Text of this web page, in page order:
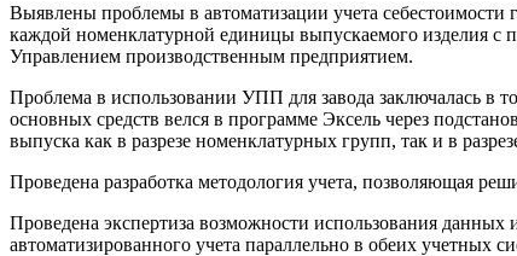
Выявлены проблемы в автоматизации учета себестоимости
каждой номенклатурной единицы выпускаемого изделия с
Управлением производственным предприятием.
Проблема в использовании УПП для завода заключалась в
основных средств велся в программе Эксель через
выпуска как в разрезе номенклатурных групп, так и в
Проведена разработка методология учета, позволяющая
Проведена экспертиза возможности использования
автоматизированного учета параллельно в обеих учетных